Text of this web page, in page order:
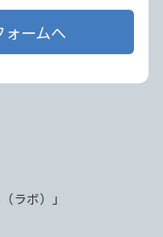
ームへ
ラボ）」